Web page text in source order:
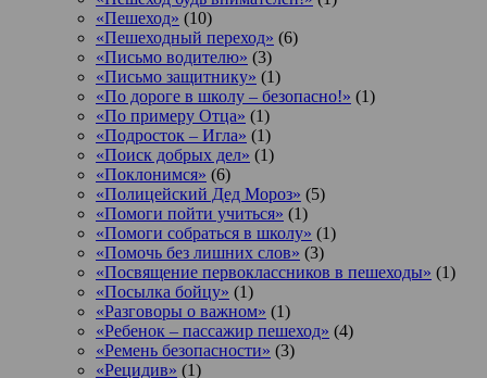
«Пешеход» (10)
«Пешеходный переход» (6)
«Письмо водителю» (3)
«Письмо защитнику» (1)
«По дороге в школу – безопасно!» (1)
«По примеру Отца» (1)
«Подросток ‒ Игла» (1)
«Поиск добрых дел» (1)
«Поклонимся» (6)
«Полицейский Дед Мороз» (5)
«Помоги пойти учиться» (1)
«Помоги собраться в школу» (1)
«Помочь без лишних слов» (3)
«Посвящение первоклассников в пешеходы» (1)
«Посылка бойцу» (1)
«Разговоры о важном» (1)
«Ребенок – пассажир пешеход» (4)
«Ремень безопасности» (3)
«Рецидив» (1)